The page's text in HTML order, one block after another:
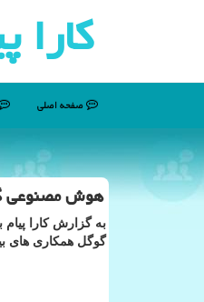
كارا
صفحه اصلی
هوش مصنوعی
به گزارش كارا
گوگل همكاری های